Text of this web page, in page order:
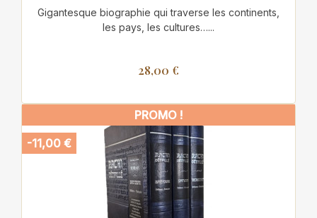
Gigantesque biographie qui traverse les continents,
les pays, les cultures…...
28,00 €
PROMO !
-11,00 €